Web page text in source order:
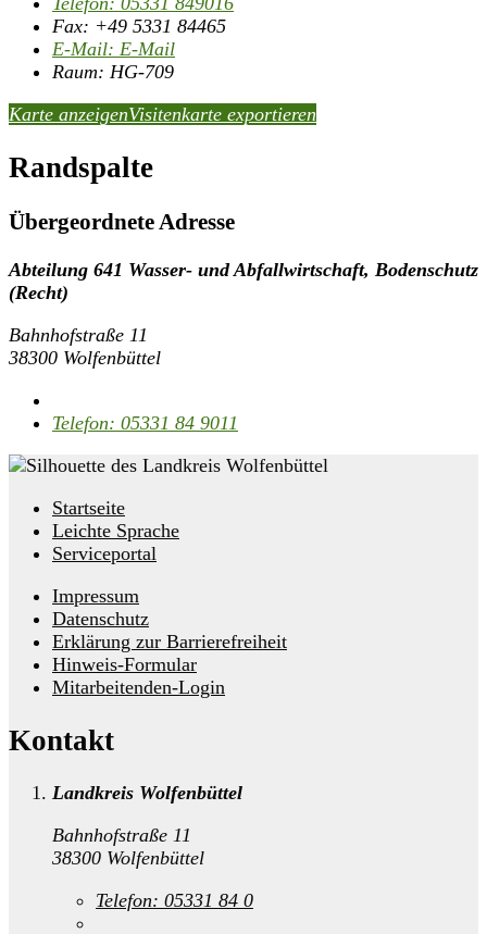
Fax: +49 5331 84465
E-Mail: E-Mail
Raum: HG-709
Karte anzeigenVisitenkarte exportieren
Randspalte
Übergeordnete Adresse
Abteilung 641 Wasser- und Abfallwirtschaft, Bodenschutz
(Recht)
Bahnhofstraße 11
38300 Wolfenbüttel
Telefon: 05331 84 9011
Startseite
Leichte Sprache
Serviceportal
Impressum
Datenschutz
Erklärung zur Barrierefreiheit
Hinweis-Formular
Mitarbeitenden-Login
Kontakt
Landkreis Wolfenbüttel
Bahnhofstraße 11
38300 Wolfenbüttel
Telefon: 05331 84 0